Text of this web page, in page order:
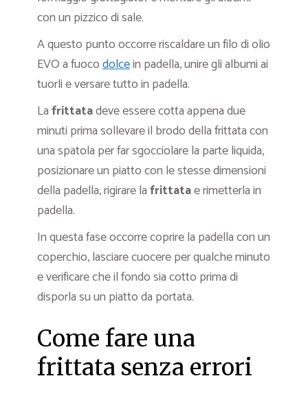
con un pizzico di sale.
A questo punto occorre riscaldare un filo di olio
EVO a fuocodolcein padella, unire gli albumi ai
tuorli e versare tutto in padella.
Lafrittatadeve essere cotta appena due
minuti prima sollevare il brodo della frittata con
una spatola per far sgocciolare la parte liquida,
posizionare un piatto con le stesse dimensioni
della padella, rigirare lafrittatae rimetterla in
padella.
In questa fase occorre coprire la padella con un
coperchio, lasciare cuocere per qualche minuto
e verificare che il fondo sia cotto prima di
disporla su un piatto da portata.
Come fare una
frittata senza errori